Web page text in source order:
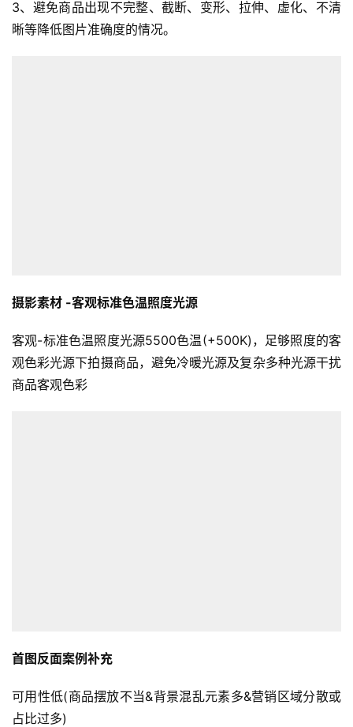
3、避免商品出现不完整、截断、变形、拉伸、虚化、不清
晰等降低图片准确度的情况。
摄影素材 -客观标准色温照度光源
客观-标准色温照度光源5500色温(+500K)，足够照度的客
观色彩光源下拍摄商品，避免冷暖光源及复杂多种光源干扰
商品客观色彩
首图反面案例补充
可用性低(商品摆放不当&背景混乱元素多&营销区域分散或
占比过多)